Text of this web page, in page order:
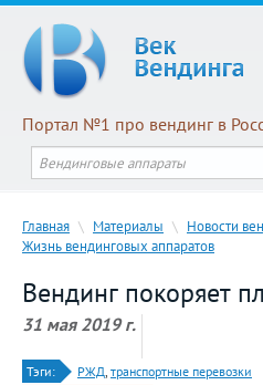
Портал №1 про вендинг в
Главная \ Материалы \ Новости
Жизнь вендинговых аппаратов
Вендинг покоряет
31 мая 2019 г.
Тэги: РЖД, транспортные перевозки